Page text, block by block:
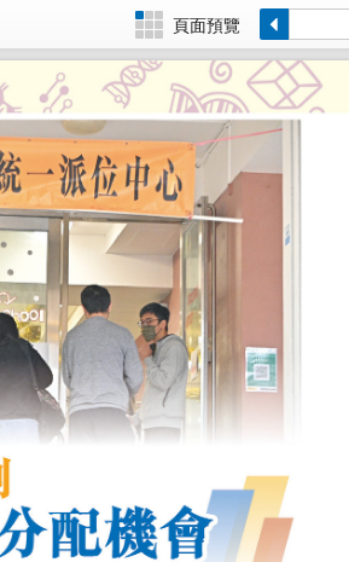
頁面預覽